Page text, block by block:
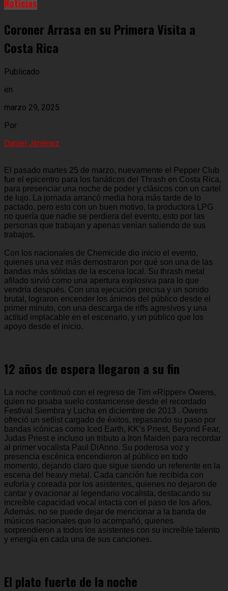
Noticias
Coroner Arrasa en su Primera Visita a
Costa Rica
Publicado
en
marzo 29, 2025
Por
Daniel Jiménez
El pasado martes 25 de marzo, nuevamente el Pepper Club
fue el epicentro para los fanáticos del Thrash en Costa Rica,
para presenciar una noche de poder y clásicos con un cartel
de lujo. La jornada arrancó media hora más tarde de lo
pactado, pero esto con un buen motivo, la productora LPG
no quería que nadie se perdiera del evento, esto por las
personas que trabajan y apenas venian saliendo de sus
trabajos.
Con los nacionales de Chemicide dio inicio el evento,
quienes una vez más demostraron por qué son una de las
bandas más sólidas de la escena local. Su thrash metal
afilado sirvió como una apertura explosiva para lo que
vendría después. Con una ejecución precisa y un sonido
brutal, lograron encender los ánimos del público desde el
primer minuto, con una descarga de riffs agresivos y una
actitud implacable en el escenario, y un público que los
apoyo desde el inicio.
12 años de espera llegaron a su fin
La noche continuó con el regreso de Tim «Ripper» Owens,
quien no pisaba suelo costarricense desde el recordado
Festival Siembra y Lucha en diciembre de 2013 . Owens
ofreció un setlist cargado de éxitos, repasando su paso por
bandas icónicas como Iced Earth, KK’s Priest, Beyond Fear,
Judas Priest e incluso un tributo a Iron Maiden para recordar
al primer vocalista Paul DiAnno. Su poderosa voz y
presencia escénica encendieron al público en todo
momento, dejando claro que sigue siendo un referente en la
escena del heavy metal. Cada canción fue recibida con
euforia y coreada por los asistentes, quienes no dejaron de
cantar y ovacionar al legendario vocalista, destacando su
increíble capacidad vocal intacta con el paso de los años,
Además, no se puede dejar de mencionar a la banda de
músicos nacionales que lo acompañó, quienes
sorprendieron a todos los asistentes con su increíble talento
y energía en cada una de sus canciones.
El plato fuerte de la noche